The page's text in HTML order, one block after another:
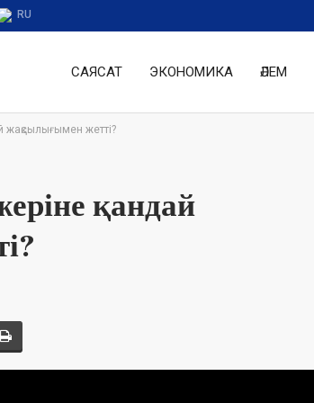
RU
САЯСАТ ЭКОНОМИКА ӘЛЕМ
жетті?
қандай